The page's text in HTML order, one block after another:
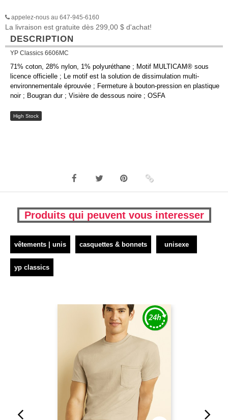
appelez-nous au 647-945-6160
La livraison est gratuite dès 299,00 $ d'achat!
DESCRIPTION
YP Classics 6606MC
71% coton, 28% nylon, 1% polyuréthane ; Motif MULTICAM® sous
licence officielle ; Le motif est la solution de dissimulation multi-
environnementale éprouvée ; Fermeture à bouton-pression en plastique
noir ; Bougran dur ; Visière de dessous noire ; OSFA
High Stock
Produits qui peuvent vous interesser
vêtements | unis casquettes & bonnets unisexe
yp classics